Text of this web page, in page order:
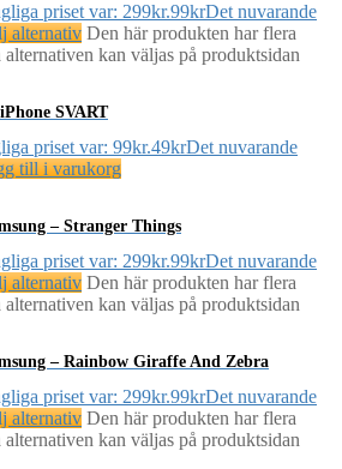
priset var: 299kr.99krDet nuvarande
alternativ Den här produkten har flera
kan väljas på produktsidan
SVART
priset var: 99kr.49krDet nuvarande
till i varukorg
– Stranger Things
priset var: 299kr.99krDet nuvarande
alternativ Den här produkten har flera
kan väljas på produktsidan
– Rainbow Giraffe And Zebra
priset var: 299kr.99krDet nuvarande
alternativ Den här produkten har flera
kan väljas på produktsidan